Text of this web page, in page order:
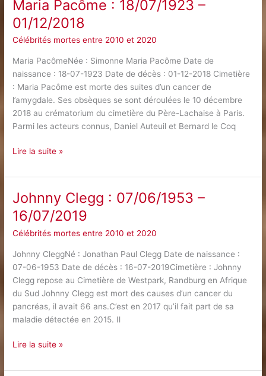
‌-‌
‌11/06/2018‌
Maria Pacôme : 18/07/1923 –
01/12/2018
Célébrités mortes entre 2010 et 2020
Maria PacômeNée : Simonne Maria Pacôme Date de
naissance : 18-07-1923 Date de décès : 01-12-2018 Cimetière
: Maria Pacôme est morte des suites d’un cancer de
l’amygdale. Ses obsèques se sont déroulées le 10 décembre
2018 au crématorium du cimetière du Père-Lachaise à Paris.
Parmi les acteurs connus, Daniel Auteuil et Bernard le Coq
Maria
:
18/07/1923
–
01/12/2018
Lire la suite »
Johnny Clegg : 07/06/1953 –
16/07/2019
Célébrités mortes entre 2010 et 2020
Johnny CleggNé : Jonathan Paul Clegg Date de naissance :
07-06-1953 Date de décès : 16-07-2019Cimetière : Johnny
Clegg repose au Cimetière de Westpark, Randburg en Afrique
du Sud Johnny Clegg est mort des causes d’un cancer du
pancréas, il avait 66 ans.C’est en 2017 qu’il fait part de sa
maladie détectée en 2015. Il
Johnny
:
Lire la suite »